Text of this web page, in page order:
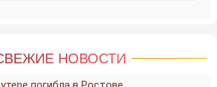
НОВОСТИ